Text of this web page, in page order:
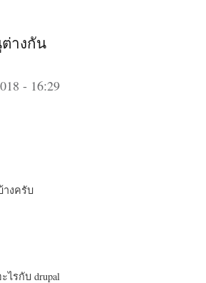
างกัน
- 16:29
างครับ
ไรกับ drupal